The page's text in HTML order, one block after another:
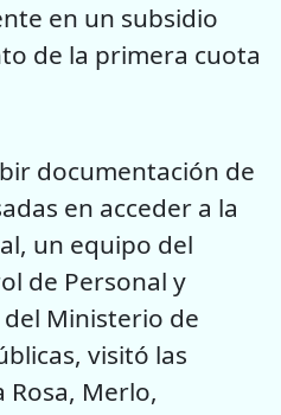
en un subsidio
de la primera cuota
documentación de
en acceder a la
un equipo del
de Personal y
Ministerio de
visitó las
Rosa, Merlo,